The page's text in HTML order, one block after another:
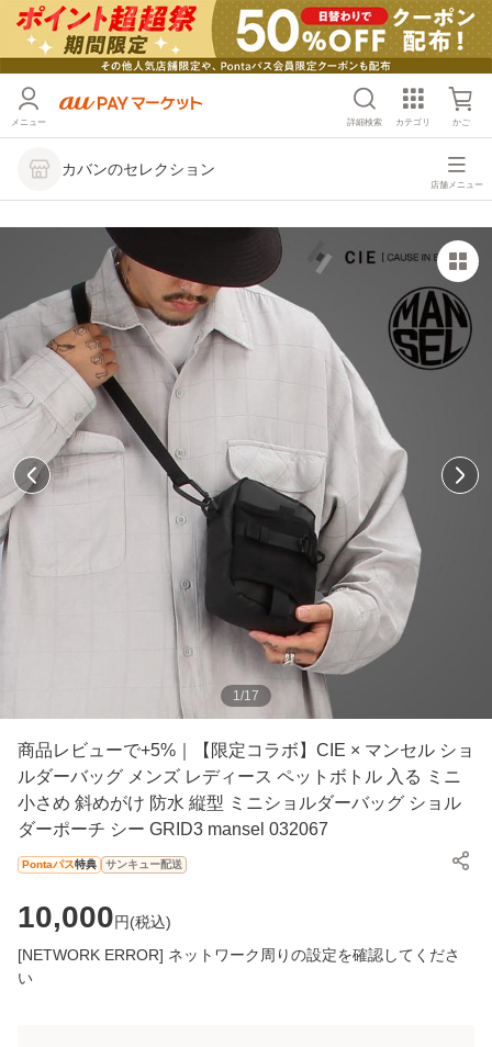
メニュー 詳細検索 カテゴリ かご
カバンのセレクション
店舗メニュー
1/17
商品レビューで+5%｜【限定コラボ】CIE × マンセル ショ
ルダーバッグ メンズ レディース ペットボトル 入る ミニ
小さめ 斜めがけ 防水 縦型 ミニショルダーバッグ ショル
ダーポーチ シー GRID3 mansel 032067
Pontaパス特典 サンキュー配送
10,000円(税込)
[NETWORK ERROR] ネットワーク周りの設定を確認してくださ
い